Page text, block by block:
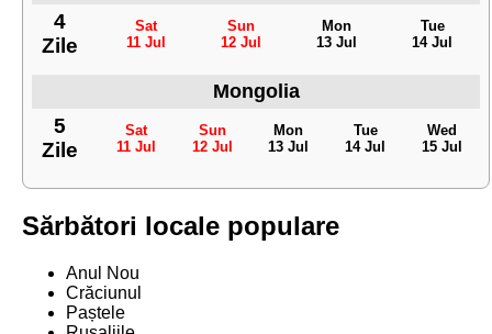
4
Zile
Sat
11 Jul
Sun
12 Jul
Mon
13 Jul
Tue
14 Jul
Mongolia
5
Zile
Sat
11 Jul
Sun
12 Jul
Mon
13 Jul
Tue
14 Jul
Wed
15 Jul
Sărbători locale populare
Anul Nou
Crăciunul
Paștele